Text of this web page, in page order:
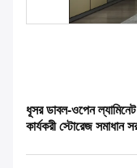
ধূসর ডাবল-ওপেন
কার্যকরী স্টোরেজ সমাধান